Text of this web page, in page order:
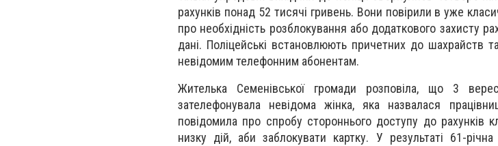
рахунків понад 52 тисячі гривень. Вони повірили в уже
про необхідність розблокування або додаткового захисту
дані. Поліцейські встановлюють причетних до шахрайств
невідомим телефонним абонентам.
Жителька Семенівської громади розповіла, що 3
зателефонувала невідома жінка, яка назвалася
повідомила про спробу стороннього доступу до рахунків
низку дій, аби заблокувати картку. У результаті 61-